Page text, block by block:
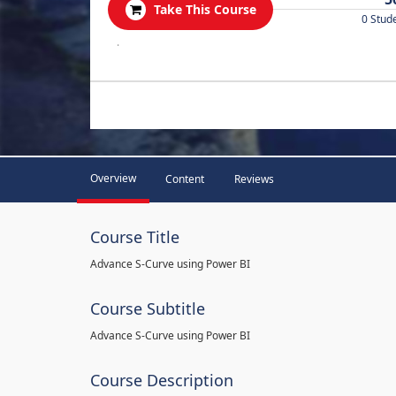
Take This Course
0
.
Overview Content Reviews
Course Title
Advance S-Curve using Power BI
Course Subtitle
Advance S-Curve using Power BI
Course Description